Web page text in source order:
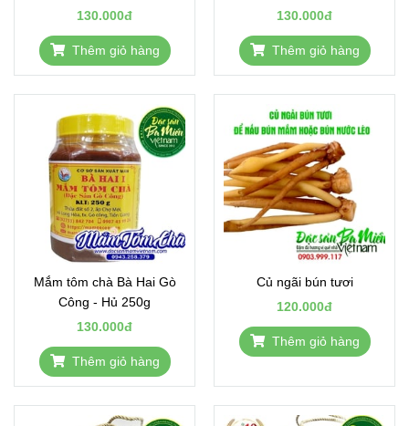
130.000đ
Thêm giỏ hàng
130.000đ
Thêm giỏ hàng
Mắm tôm chà Bà Hai Gò
Công - Hủ 250g
130.000đ
Thêm giỏ hàng
Củ ngãi bún tươi
120.000đ
Thêm giỏ hàng